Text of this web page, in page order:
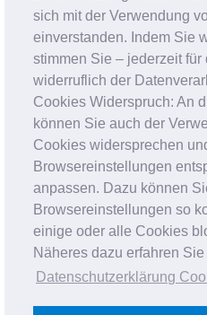
sich mit der Verwendung
einverstanden. Indem Sie
stimmen Sie – jederzeit für
widerruflich der
Cookies Widerspruch: An
können Sie auch der
Cookies widersprechen
Browsereinstellungen
anpassen. Dazu können
Browsereinstellungen so
einige oder alle Cookies
Näheres dazu erfahren
Datenschutzerklärung